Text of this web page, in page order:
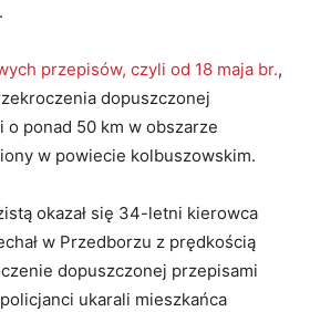
przepisów, czyli od 18 maja br.,
dopuszczonej
ponad 50 km w obszarze
w powiecie kolbuszowskim.
okazał się 34-letni kierowca
w Przedborzu z prędkością
dopuszczonej przepisami
ukarali mieszkańca